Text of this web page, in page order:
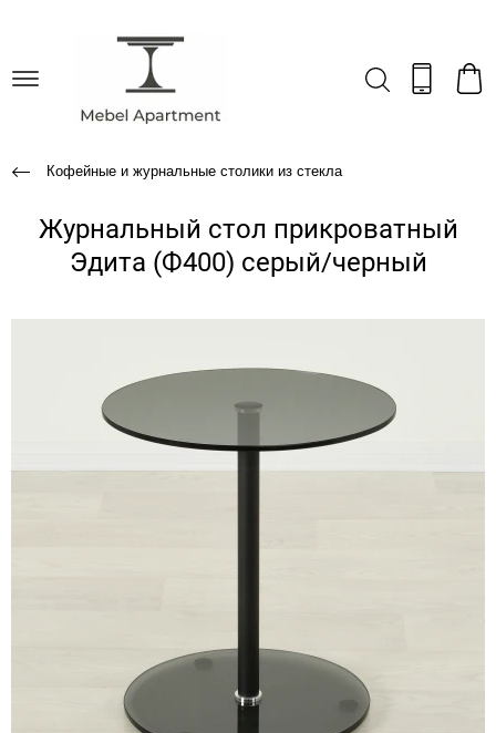
Кофейные и журнальные столики из стекла
Журнальный стол прикроватный
Эдита (Ф400) серый/черный